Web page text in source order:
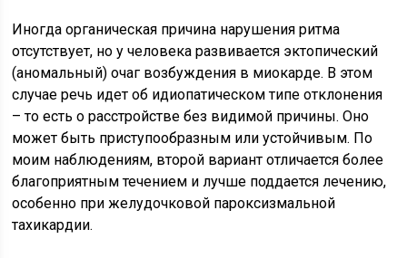
Иногда органическая причина нарушения ритма
отсутствует, но у человека развивается эктопический
(аномальный) очаг возбуждения в миокарде. В этом
случае речь идет об идиопатическом типе отклонения
– то есть о расстройстве без видимой причины. Оно
может быть приступообразным или устойчивым. По
моим наблюдениям, второй вариант отличается более
благоприятным течением и лучше поддается лечению,
особенно при желудочковой пароксизмальной
тахикардии.